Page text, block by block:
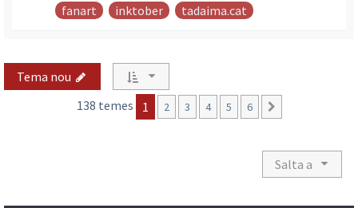
fanart
inktober tadaima.cat
Tema nou
138 temes
1 2 3 4 5 6
Salta a